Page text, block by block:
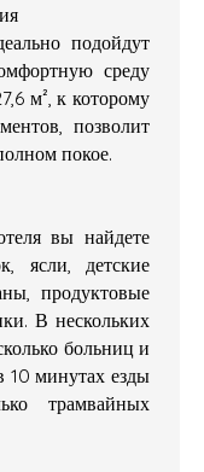
подойдут
среду
м², к которому
позволит
покое.
вы найдете
ясли, детские
продуктовые
В нескольких
больниц и
10 минутах езды
трамвайных